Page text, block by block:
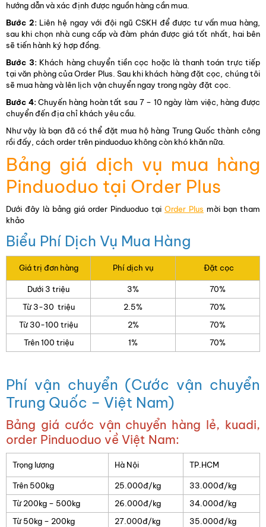
hướng dẫn và xác định được nguồn hàng cần mua.
Bước 2:Liên hệ ngay với đội ngũ CSKH để được tư vấn mua hàng,
sau khi chọn nhà cung cấp và đàm phán được giá tốt nhất, hai bên
sẽ tiến hành ký hợp đồng.
Bước 3:Khách hàng chuyển tiền cọc hoặc là thanh toán trực tiếp
tại văn phòng của Order Plus. Sau khi khách hàng đặt cọc, chúng tôi
sẽ mua hàng và lên lịch vận chuyển ngay trong ngày đặt cọc.
Bước 4:Chuyến hàng hoàn tất sau 7 – 10 ngày làm việc, hàng được
chuyển đến địa chỉ khách yêu cầu.
Như vậy là bạn đã có thể đặt mua hộ hàng Trung Quốc thành công
rồi đấy, cách order trên pinduoduo không còn khó khăn nữa.
Bảng giá dịch vụ mua hàng
Pinduoduo tại Order Plus
Dưới đây là bảng giá order Pinduoduo tại Order Plus mời bạn tham
khảo
Biểu Phí Dịch Vụ Mua Hàng
Giá trị đơn hàng Phí dịch vụ Đặt cọc
Dưới 3 triệu 3%
70%
Từ 3-30 triệu
2.5%
70%
Từ 30-100 triệu
2%
70%
Trên 100 triệu
1% 70%
Phí vận chuyển (Cước vận chuyển
Trung Quốc – Việt Nam)
Bảng giá cước vận chuyển hàng lẻ, kuadi,
order Pinduoduo về Việt Nam:
Trọng lượng Hà Nội TP.HCM
Trên 500kg 25.000đ/kg
33.000đ/kg
Từ 200kg – 500kg
26.000đ/kg
34.000đ/kg
Từ 50kg – 200kg
27.000đ/kg
35.000đ/kg